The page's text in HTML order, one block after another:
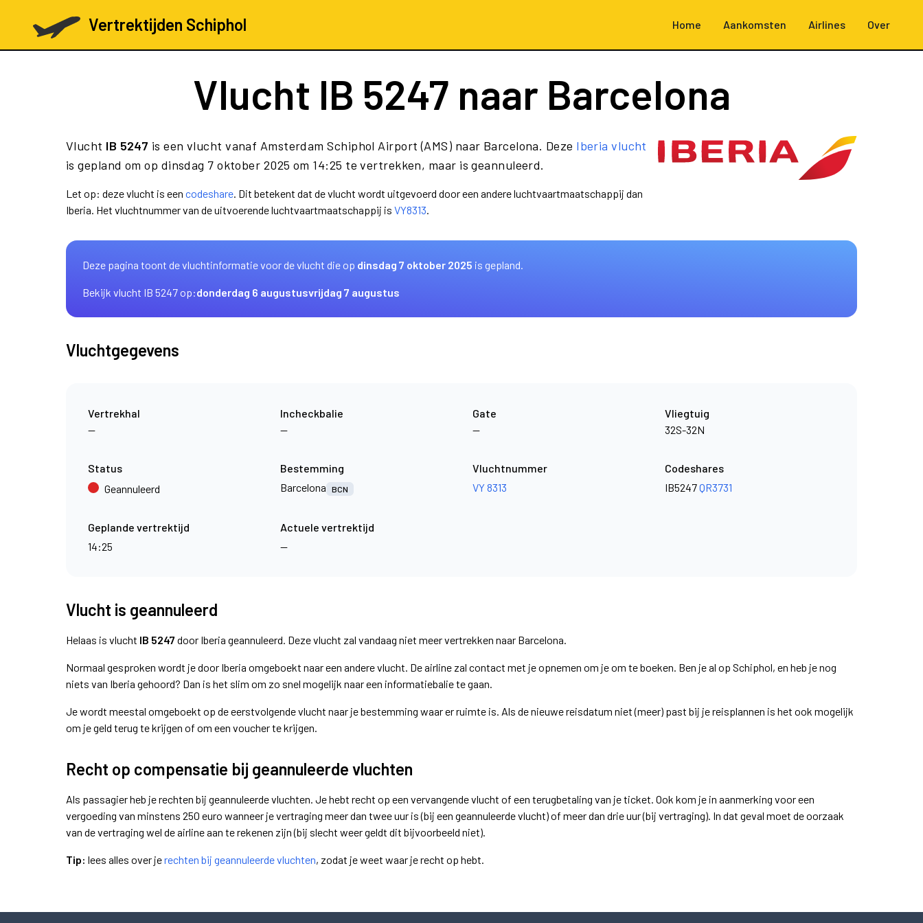
Vertrektijden Schiphol Home Aankomsten Airlines Over
Vlucht IB 5247 naar Barcelona
Vlucht IB 5247 is een vlucht vanaf Amsterdam Schiphol Airport (AMS) naar Barcelona. Deze Iberia vlucht
is gepland om op dinsdag 7 oktober 2025 om 14:25 te vertrekken, maar is geannuleerd.
Let op: deze vlucht is een codeshare. Dit betekent dat de vlucht wordt uitgevoerd door een andere luchtvaartmaatschappij dan
Iberia. Het vluchtnummer van de uitvoerende luchtvaartmaatschappij is VY8313.
Deze pagina toont de vluchtinformatie voor de vlucht die op dinsdag 7 oktober 2025 is gepland.
Bekijk vlucht IB 5247 op:donderdag 6 augustusvrijdag 7 augustus
Vluchtgegevens
Vertrekhal
—
Incheckbalie
—
Gate
—
Vliegtuig
32S-32N
Status
Geannuleerd
Bestemming
Barcelona
BCN
Vluchtnummer
VY 8313
Codeshares
IB5247QR3731
Geplande vertrektijd
14:25
Actuele vertrektijd
—
Vlucht is geannuleerd
Helaas is vlucht IB 5247door Iberia geannuleerd. Deze vlucht zal vandaag niet meer vertrekken naar Barcelona.
Normaal gesproken wordt je door Iberia omgeboekt naar een andere vlucht. De airline zal contact met je opnemen om je om te boeken. Ben je al op Schiphol, en heb je nog
niets van Iberia gehoord? Dan is het slim om zo snel mogelijk naar een informatiebalie te gaan.
Je wordt meestal omgeboekt op de eerstvolgende vlucht naar je bestemming waar er ruimte is. Als de nieuwe reisdatum niet (meer) past bij je reisplannen is het ook mogelijk
om je geld terug te krijgen of om een voucher te krijgen.
Recht op compensatie bij geannuleerde vluchten
Als passagier heb je rechten bij geannuleerde vluchten. Je hebt recht op een vervangende vlucht of een terugbetaling van je ticket. Ook kom je in aanmerking voor een
vergoeding van minstens 250 euro wanneer je vertraging meer dan twee uur is (bij een geannuleerde vlucht) of meer dan drie uur (bij vertraging). In dat geval moet de oorzaak
van de vertraging wel de airline aan te rekenen zijn (bij slecht weer geldt dit bijvoorbeeld niet).
Tip: lees alles over jerechten bij geannuleerde vluchten, zodat je weet waar je recht op hebt.